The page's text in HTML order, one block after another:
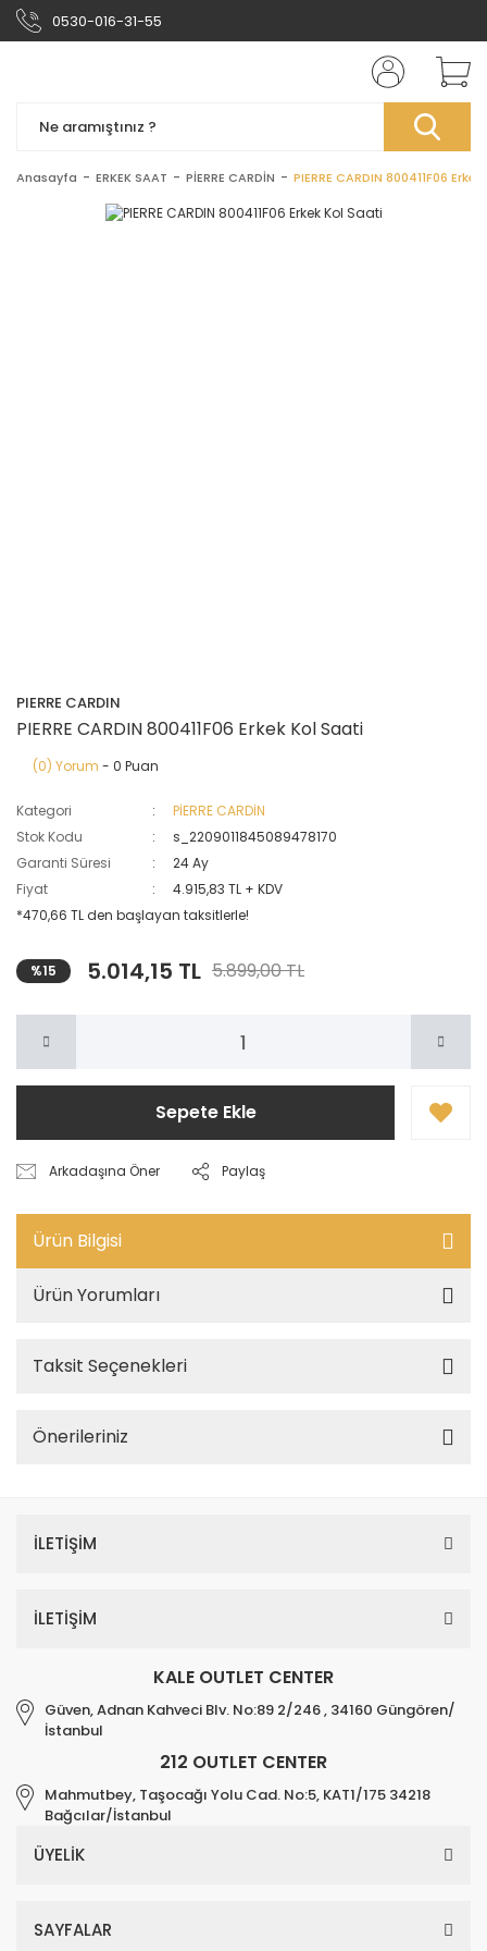
0530-016-31-55
Anasayfa ERKEK SAAT PİERRE CARDİN PIERRE CARDIN 800411F06
PIERRE CARDIN
PIERRE CARDIN 800411F06 Erkek Kol Saati
(0) Yorum - 0 Puan
Kategori
PİERRE CARDİN
Stok Kodu
s_2209011845089478170
Garanti Süresi
24 Ay
Fiyat
4.915,83 TL + KDV
*470,66 TL den başlayan taksitlerle!
%15 5.014,15 TL 5.899,00 TL
Sepete Ekle
Arkadaşına Öner Paylaş
Ürün Bilgisi
Ürün Yorumları
Taksit Seçenekleri
Önerileriniz
İLETİŞİM
İLETİŞİM
KALE OUTLET CENTER
Güven, Adnan Kahveci Blv. No:89 2/246 , 34160 Güngören/
İstanbul
212 OUTLET CENTER
Mahmutbey, Taşocağı Yolu Cad. No:5, KAT1/175 34218
Bağcılar/İstanbul
ÜYELİK
SAYFALAR